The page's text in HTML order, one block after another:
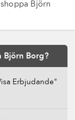
Björn
Björn Borg?
Erbjudande"